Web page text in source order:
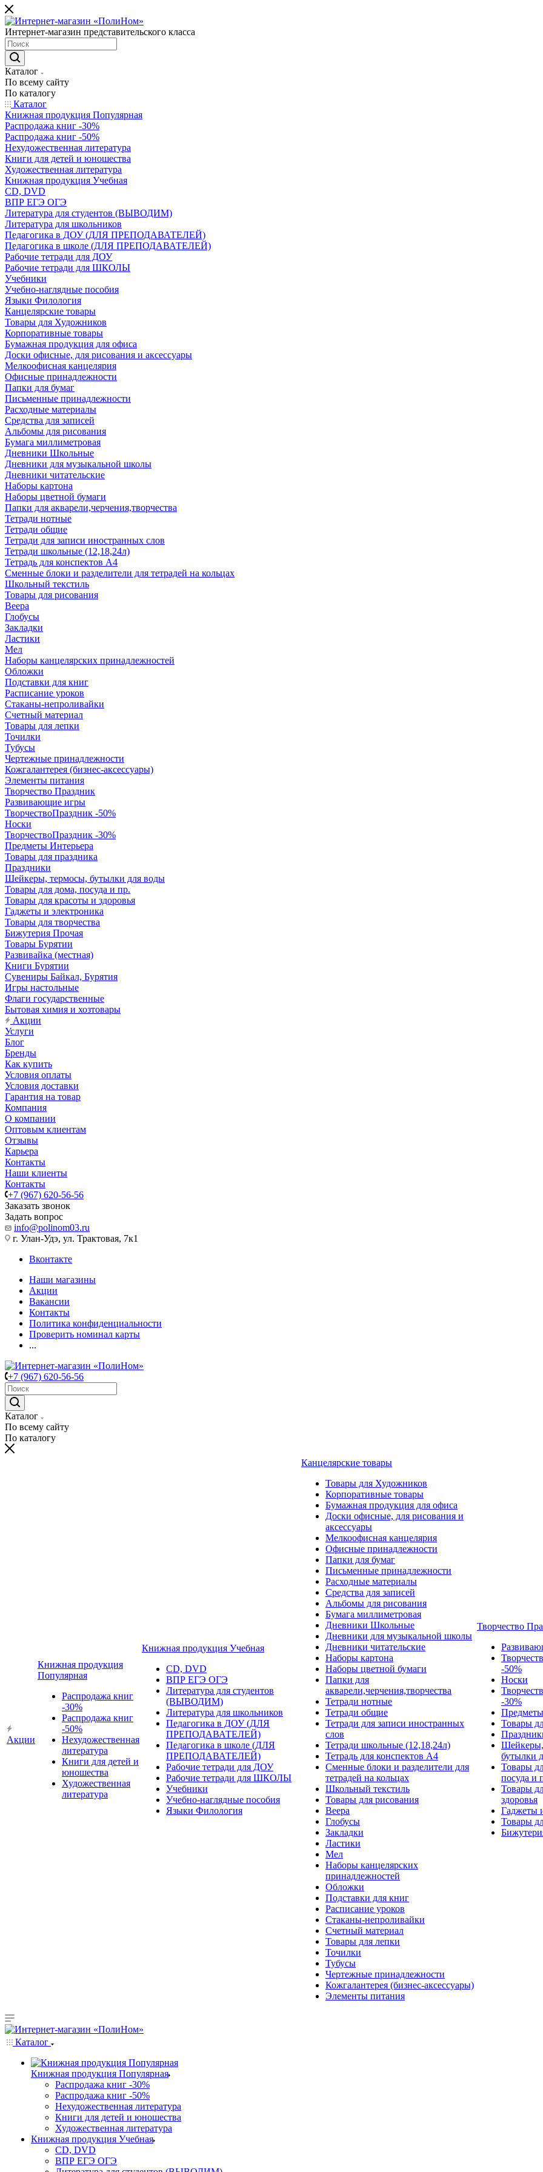
Интернет-магазин представительского класса
Каталог
По всему сайту
По каталогу
Каталог
Книжная продукция Популярная
Распродажа книг -30%
Распродажа книг -50%
Нехудожественная литература
Книги для детей и юношества
Художественная литература
Книжная продукция Учебная
CD, DVD
ВПР ЕГЭ ОГЭ
Литература для студентов (ВЫВОДИМ)
Литература для школьников
Педагогика в ДОУ (ДЛЯ ПРЕПОДАВАТЕЛЕЙ)
Педагогика в школе (ДЛЯ ПРЕПОДАВАТЕЛЕЙ)
Рабочие тетради для ДОУ
Рабочие тетради для ШКОЛЫ
Учебники
Учебно-наглядные пособия
Языки Филология
Канцелярские товары
Товары для Художников
Корпоративные товары
Бумажная продукция для офиса
Доски офисные, для рисования и аксессуары
Мелкоофисная канцелярия
Офисные принадлежности
Папки для бумаг
Письменные принадлежности
Расходные материалы
Средства для записей
Альбомы для рисования
Бумага миллиметровая
Дневники Школьные
Дневники для музыкальной школы
Дневники читательские
Наборы картона
Наборы цветной бумаги
Папки для акварели,черчения,творчества
Тетради нотные
Тетради общие
Тетради для записи иностранных слов
Тетради школьные (12,18,24л)
Тетрадь для конспектов А4
Сменные блоки и разделители для тетрадей на кольцах
Школьный текстиль
Товары для рисования
Веера
Глобусы
Закладки
Ластики
Мел
Наборы канцелярских принадлежностей
Обложки
Подставки для книг
Расписание уроков
Стаканы-непроливайки
Счетный материал
Товары для лепки
Точилки
Тубусы
Чертежные принадлежности
Кожгалантерея (бизнес-аксессуары)
Элементы питания
Творчество Праздник
Развивающие игры
ТворчествоПраздник -50%
Носки
ТворчествоПраздник -30%
Предметы Интерьера
Товары для праздника
Праздники
Шейкеры, термосы, бутылки для воды
Товары для дома, посуда и пр.
Товары для красоты и здоровья
Гаджеты и электроника
Товары для творчества
Бижутерия Прочая
Товары Бурятии
Развивайка (местная)
Книги Бурятии
Сувениры Байкал, Бурятия
Игры настольные
Флаги государственные
Бытовая химия и хозтовары
Акции
Услуги
Блог
Бренды
Как купить
Условия оплаты
Условия доставки
Гарантия на товар
Компания
О компании
Оптовым клиентам
Отзывы
Карьера
Контакты
Наши клиенты
Контакты
+7 (967) 620-56-56
Заказать звонок
Задать вопрос
info@polinom03.ru
г. Улан-Удэ, ул. Трактовая, 7к1
Вконтакте
Наши магазины
Акции
Вакансии
Контакты
Политика конфиденциальности
Проверить номинал карты
...
+7 (967) 620-56-56
Каталог
По всему сайту
По каталогу
Акции
Книжная продукция
Популярная
Распродажа книг
-30%
Распродажа книг
-50%
Нехудожественная
литература
Книги для детей и
юношества
Художественная
литература
Книжная продукция Учебная
CD, DVD
ВПР ЕГЭ ОГЭ
Литература для студентов
(ВЫВОДИМ)
Литература для школьников
Педагогика в ДОУ (ДЛЯ
ПРЕПОДАВАТЕЛЕЙ)
Педагогика в школе (ДЛЯ
ПРЕПОДАВАТЕЛЕЙ)
Рабочие тетради для ДОУ
Рабочие тетради для ШКОЛЫ
Учебники
Учебно-наглядные пособия
Языки Филология
Канцелярские товары
Товары для Художников
Корпоративные товары
Бумажная продукция для офиса
Доски офисные, для рисования и
аксессуары
Мелкоофисная канцелярия
Офисные принадлежности
Папки для бумаг
Письменные принадлежности
Расходные материалы
Средства для записей
Альбомы для рисования
Бумага миллиметровая
Дневники Школьные
Дневники для музыкальной школы
Дневники читательские
Наборы картона
Наборы цветной бумаги
Папки для
акварели,черчения,творчества
Тетради нотные
Тетради общие
Тетради для записи иностранных
слов
Тетради школьные (12,18,24л)
Тетрадь для конспектов А4
Сменные блоки и разделители для
тетрадей на кольцах
Школьный текстиль
Товары для рисования
Веера
Глобусы
Закладки
Ластики
Мел
Наборы канцелярских
принадлежностей
Обложки
Подставки для книг
Расписание уроков
Стаканы-непроливайки
Счетный материал
Товары для лепки
Точилки
Тубусы
Чертежные принадлежности
Кожгалантерея (бизнес-аксессуары)
Элементы питания
Творчество
-50%
Носки
-30%
Товары
бутылки
Товары
посуда и
Товары
здоровья
Гаджеты
Товары
Каталог
Книжная продукция Популярная
Распродажа книг -30%
Распродажа книг -50%
Нехудожественная литература
Книги для детей и юношества
Художественная литература
Книжная продукция Учебная
CD, DVD
ВПР ЕГЭ ОГЭ